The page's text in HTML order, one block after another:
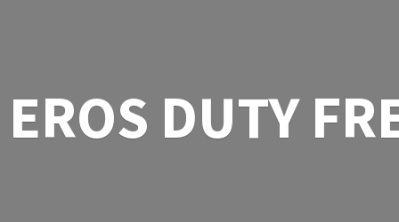
EROS DUTY